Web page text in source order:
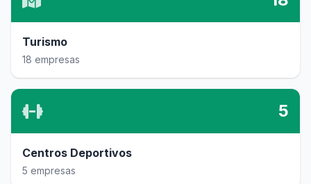
Turismo
18 empresas
5
Centros Deportivos
5 empresas